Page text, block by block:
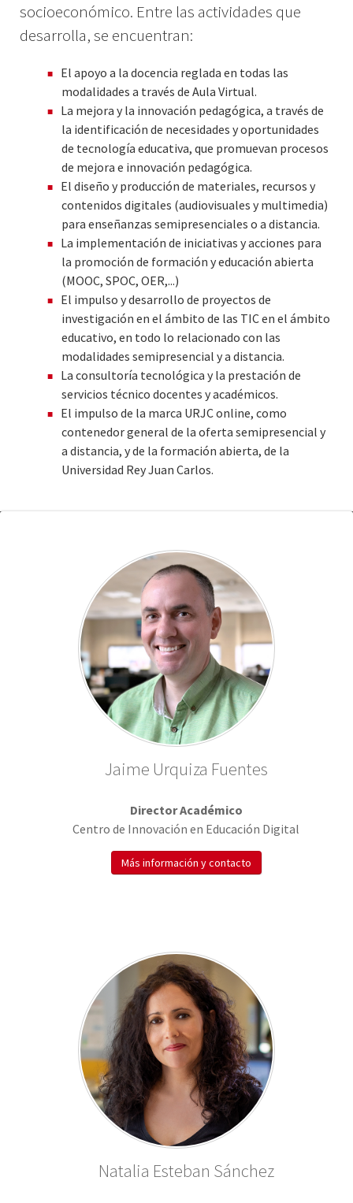
socioeconómico. Entre las actividades que
desarrolla, se encuentran:
El apoyo a la docencia reglada en todas las
modalidades a través de Aula Virtual.
La mejora y la innovación pedagógica, a través de
la identificación de necesidades y oportunidades
de tecnología educativa, que promuevan procesos
de mejora e innovación pedagógica.
El diseño y producción de materiales, recursos y
contenidos digitales (audiovisuales y multimedia)
para enseñanzas semipresenciales o a distancia.
La implementación de iniciativas y acciones para
la promoción de formación y educación abierta
(MOOC, SPOC, OER,...)
El impulso y desarrollo de proyectos de
investigación en el ámbito de las TIC en el ámbito
educativo, en todo lo relacionado con las
modalidades semipresencial y a distancia.
La consultoría tecnológica y la prestación de
servicios técnico docentes y académicos.
El impulso de la marca URJC online, como
contenedor general de la oferta semipresencial y
a distancia, y de la formación abierta, de la
Universidad Rey Juan Carlos.
Jaime Urquiza Fuentes
Director Académico
Centro de Innovación en Educación Digital
Más información y contacto
Natalia Esteban Sánchez